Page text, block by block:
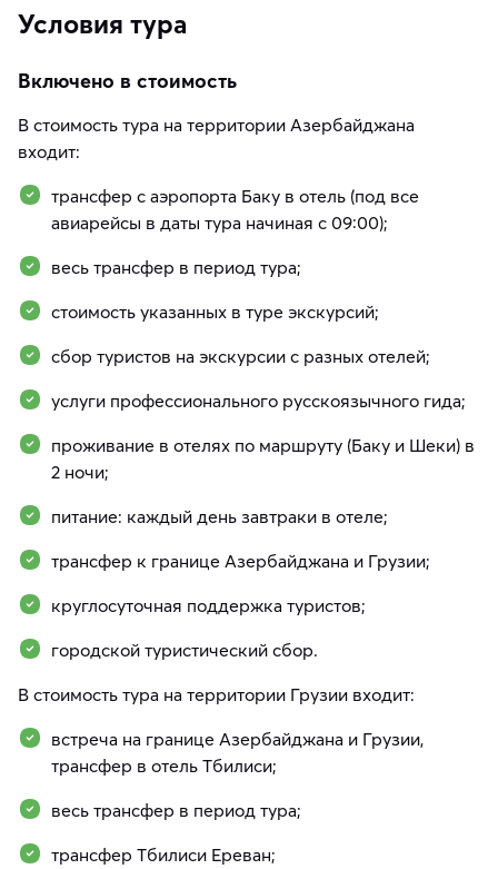
Условия тура
Включено в стоимость
В стоимость тура на территории Азербайджана
входит:
трансфер с аэропорта Баку в отель (под все
авиарейсы в даты тура начиная с 09:00);
весь трансфер в период тура;
стоимость указанных в туре экскурсий;
сбор туристов на экскурсии с разных отелей;
услуги профессионального русскоязычного гида;
проживание в отелях по маршруту (Баку и Шеки) в
2 ночи;
питание: каждый день завтраки в отеле;
трансфер к границе Азербайджана и Грузии;
круглосуточная поддержка туристов;
городской туристический сбор.
В стоимость тура на территории Грузии входит:
встреча на границе Азербайджана и Грузии,
трансфер в отель Тбилиси;
весь трансфер в период тура;
трансфер Тбилиси Ереван;